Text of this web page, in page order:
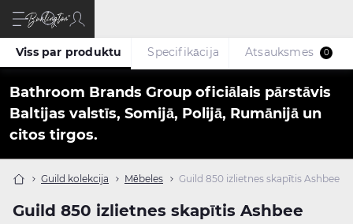
Bathroom Brands Group oficiālais pārstāvis
Baltijas valstīs, Somijā, Polijā, Rumānijā un
citos tirgos.
Guild kolekcija Mēbeles Guild 850 izlietnes skapītis Ashbee
Guild 850 izlietnes skapītis Ashbee
Viss par produktu Specifikācija Atsauksmes 0